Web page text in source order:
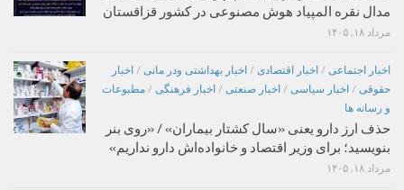
مدال نقره المپیاد هوش مصنوعی در کشور قزاقستان
مرداد ۱۸, ۱۴۰۵
اخبار اجتماعی / اخبار اقتصادی / اخبار بهداشتی ودر مانی / اخبار
حقوقی / اخبار سیاسی / اخبار صنعتی / اخبار فرهنگی / مطبوعات
و رسانه ها
حذف ارز دارو یعنی «سال کشتار بیماران» / «روی بنر
بنویسید؛ برای وزیر اقتصاد و خانواده‌اش دارو نداریم»
مرداد ۱۸, ۱۴۰۵